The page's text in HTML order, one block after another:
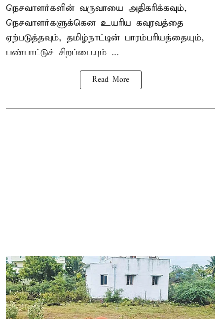
நெசவாளர்களின் வருவாயை அதிகரிக்கவும்,
நெசவாளர்களுக்கென உயரிய கவுரவத்தை
ஏற்படுத்தவும், தமிழ்நாட்டின் பாரம்பரியத்தையும்,
பண்பாட்டுச் சிறப்பையும் ...
Read More